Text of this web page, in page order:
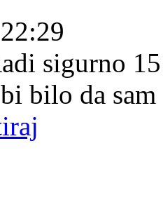
22:29
sigurno
bilo da